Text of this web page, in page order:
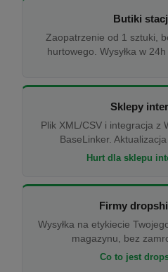
Butiki
Zaopatrzenie od 1 sztuki,
hurtowego. Wysyłka w
Sklepy
Plik XML/CSV i integracja z
BaseLinker.
Hurt dla sklepu
Firmy
Wysyłka na etykiecie
magazynu, bez
Co to jest